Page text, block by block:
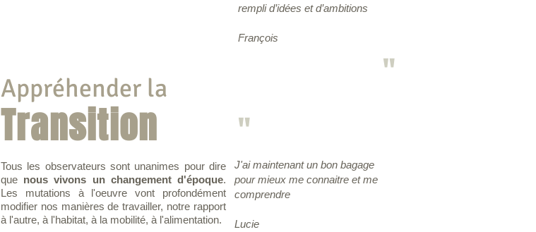
Appréhender la
Transition
Tous les observateurs sont unanimes pour dire
que nous vivons un changement d'époque.
Les mutations à l'oeuvre vont profondément
modifier nos manières de travailler, notre rapport
à l'autre, à l'habitat, à la mobilité, à l'alimentation.
"
rempli d’idées et d’ambitions
François
"
J'ai maintenant un bon bagage
pour mieux me connaitre et me
comprendre
Lucie